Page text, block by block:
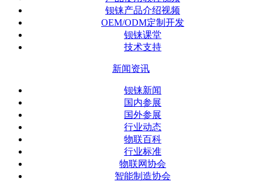
钡铼产品介绍视频
OEM/ODM定制开发
钡铼课堂
技术支持
新闻资讯
钡铼新闻
国内参展
国外参展
行业动态
物联百科
行业标准
物联网协会
智能制造协会